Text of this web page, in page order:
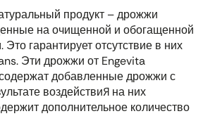
продукт – дрожжи
на очищенной и обогащенной
гарантирует отсутствие в них
. Эти дрожжи от Engevita
добавленные дрожжи с
воздействия на них
дополнительное количество